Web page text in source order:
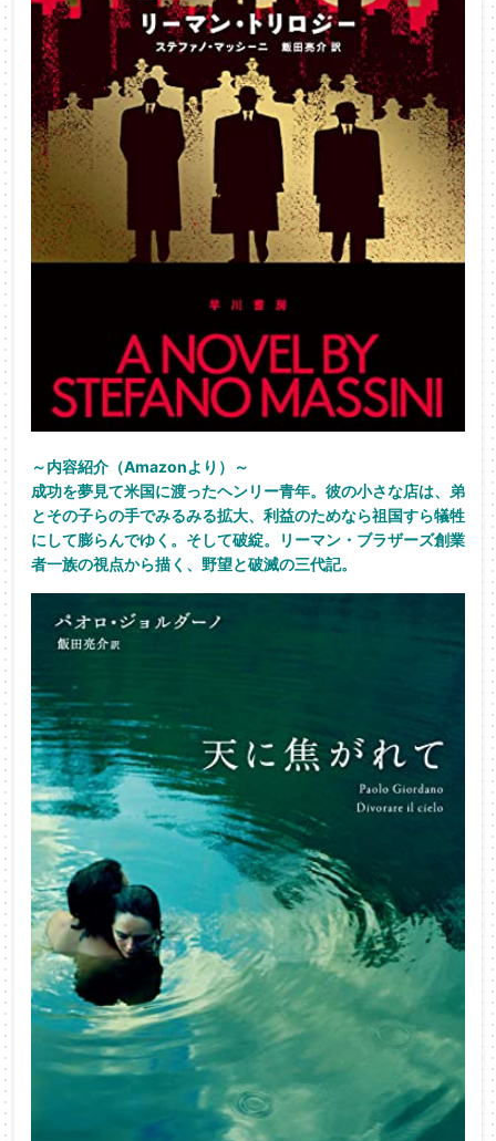
～内容紹介（Amazonより）～
成功を夢見て米国に渡ったヘンリー青年。彼の小さな店は、弟
とその子らの手でみるみる拡大、利益のためなら祖国すら犠牲
にして膨らんでゆく。そして破綻。リーマン・ブラザーズ創業
者一族の視点から描く、野望と破滅の三代記。